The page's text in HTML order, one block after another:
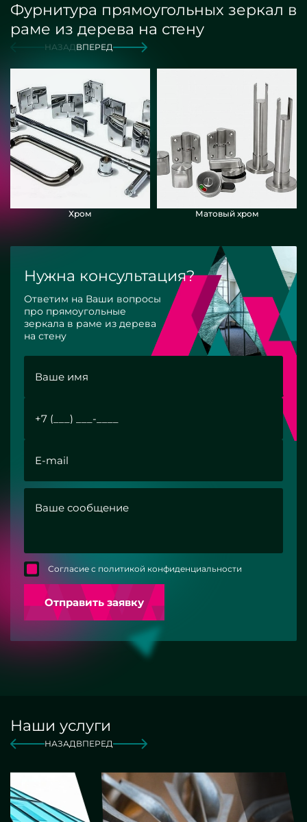
Фурнитура прямоугольных зеркал в
раме из дерева на стену
НАЗАДВПЕРЕД
Хром Матовый хром
Нужна консультация?
Ответим на Ваши вопросы
про прямоугольные
зеркала в раме из дерева
на стену
Согласие с политикой конфиденциальности
Отправить заявку
Наши услуги
НАЗАДВПЕРЕД